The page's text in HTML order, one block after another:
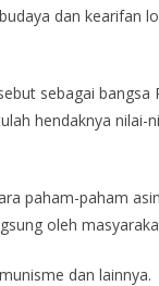
dan kearifan
sebagai bangsa
hendaknya nilai-
paham-paham
oleh
dan lainnya.